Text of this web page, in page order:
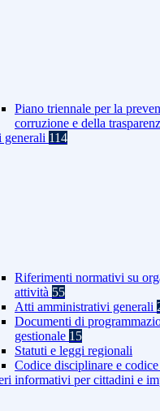
Piano triennale per la
corruzione e della
generali 114
Riferimenti normativi su
attività 55
Atti amministrativi generali
Documenti di
gestionale 15
Statuti e leggi regionali
Codice disciplinare e
informativi per cittadini e